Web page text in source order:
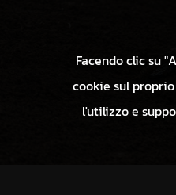
Facendo clic su
cookie sul
l'utilizzo e